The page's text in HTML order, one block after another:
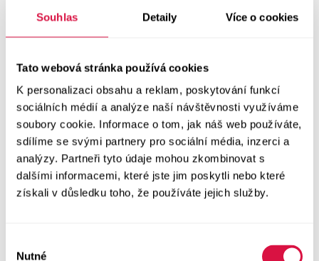
Souhlas Detaily Více o cookies
Tato webová stránka používá cookies
K personalizaci obsahu a reklam, poskytování funkcí
sociálních médií a analýze naší návštěvnosti využíváme
soubory cookie. Informace o tom, jak náš web používáte,
sdílíme se svými partnery pro sociální média, inzerci a
analýzy. Partneři tyto údaje mohou zkombinovat s
dalšími informacemi, které jste jim poskytli nebo které
získali v důsledku toho, že používáte jejich služby.
Nutné